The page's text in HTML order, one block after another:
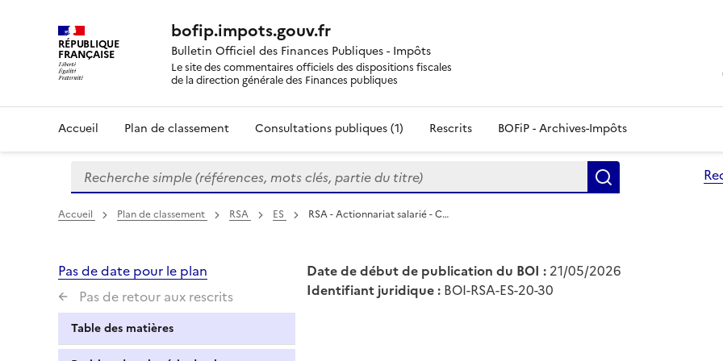
RÉPUBLIQUE
FRANÇAISE
bofip.impots.gouv.fr
Bulletin Officiel des Finances Publiques - Impôts
Le site des commentaires officiels des dispositions fiscales
de la direction générale des Finances publiques
Accueil Plan de classement Consultations publiques (1) Rescrits BOFiP - Archives-Impôts
Formulaire
de
recherche
Recherche simple (références, mots clés, partie du titre)
Accueil Plan de classement RSA ES RSA - Actionnariat salarié - C…
Pas de date pour le plan
Pas de retour aux rescrits
Table des matières
Date de début de publication du BOI : 21/05/2026
Identifiant juridique : BOI-RSA-ES-20-30